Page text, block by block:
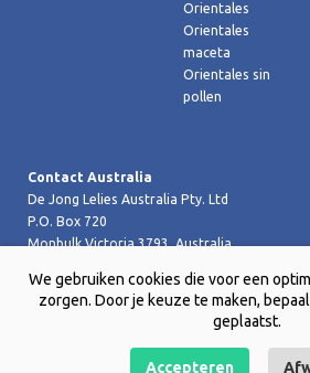
Orientales
Orientales
maceta
Orientales sin
pollen
Contact Australia
De Jong Lelies Australia Pty. Ltd
P.O. Box 720
Monbulk Victoria 3793, Australia
T +61 (0)359 619 188
F +61 (0)359 619 199
We gebruiken cookies die voor een
zorgen. Door je keuze te maken,
geplaatst.
Accepteren